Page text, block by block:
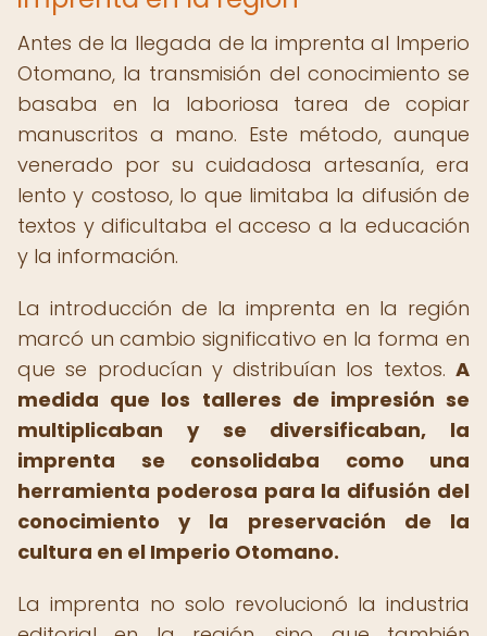
Antes de la llegada de la imprenta al Imperio
Otomano, la transmisión del conocimiento se
basaba en la laboriosa tarea de copiar
manuscritos a mano. Este método, aunque
venerado por su cuidadosa artesanía, era
lento y costoso, lo que limitaba la difusión de
textos y dificultaba el acceso a la educación
y la información.
La introducción de la imprenta en la región
marcó un cambio significativo en la forma en
que se producían y distribuían los textos. A
medida que los talleres de impresión se
multiplicaban y se diversificaban, la
imprenta se consolidaba como una
herramienta poderosa para la difusión del
conocimiento y la preservación de la
cultura en el Imperio Otomano.
La imprenta no solo revolucionó la industria